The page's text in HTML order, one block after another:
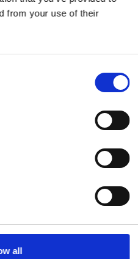
from your use of their
all